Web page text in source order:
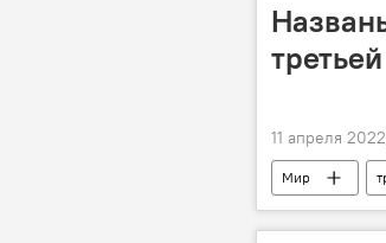
11 апреля
Мир